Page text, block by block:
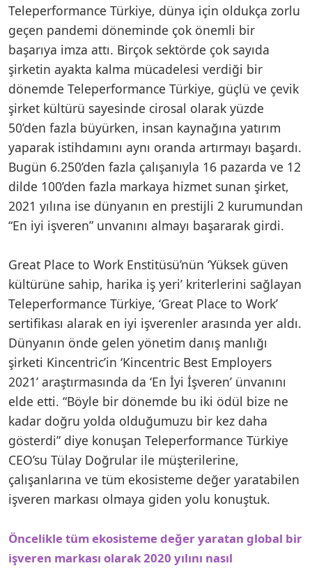
Teleperformance Türkiye, dünya için oldukça zorlu
geçen pandemi döneminde çok önemli bir
başarıya imza attı. Birçok sektörde çok sayıda
şirketin ayakta kalma mücadelesi verdiği bir
dönemde Teleperformance Türkiye, güçlü ve çevik
şirket kültürü sayesinde cirosal olarak yüzde
50’den fazla büyürken, insan kaynağına yatırım
yaparak istihdamını aynı oranda artırmayı başardı.
Bugün 6.250’den fazla çalışanıyla 16 pazarda ve 12
dilde 100’den fazla markaya hizmet sunan şirket,
2021 yılına ise dünyanın en prestijli 2 kurumundan
“En iyi işveren” unvanını almayı başararak girdi.
Great Place to Work Enstitüsü’nün ‘Yüksek güven
kültürüne sahip, harika iş yeri’ kriterlerini sağlayan
Teleperformance Türkiye, ‘Great Place to Work’
sertifikası alarak en iyi işverenler arasında yer aldı.
Dünyanın önde gelen yönetim danış manlığı
şirketi Kincentric’in ‘Kincentric Best Employers
2021’ araştırmasında da ‘En İyi İşveren’ ünvanını
elde etti. “Böyle bir dönemde bu iki ödül bize ne
kadar doğru yolda olduğumuzu bir kez daha
gösterdi” diye konuşan Teleperformance Türkiye
CEO’su Tülay Doğrular ile müşterilerine,
çalışanlarına ve tüm ekosisteme değer yaratabilen
işveren markası olmaya giden yolu konuştuk.
Öncelikle tüm ekosisteme değer yaratan global bir
işveren markası olarak 2020 yılını nasıl